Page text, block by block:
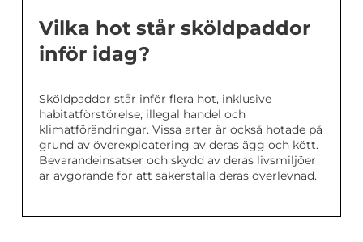
Vilka hot står sköldpaddor
inför idag?
Sköldpaddor står inför flera hot, inklusive
habitatförstörelse, illegal handel och
klimatförändringar. Vissa arter är också hotade på
grund av överexploatering av deras ägg och kött.
Bevarandeinsatser och skydd av deras livsmiljöer
är avgörande för att säkerställa deras överlevnad.